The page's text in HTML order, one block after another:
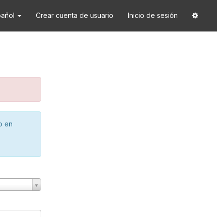
Crear cuenta de usuario Inicio de sesión
en